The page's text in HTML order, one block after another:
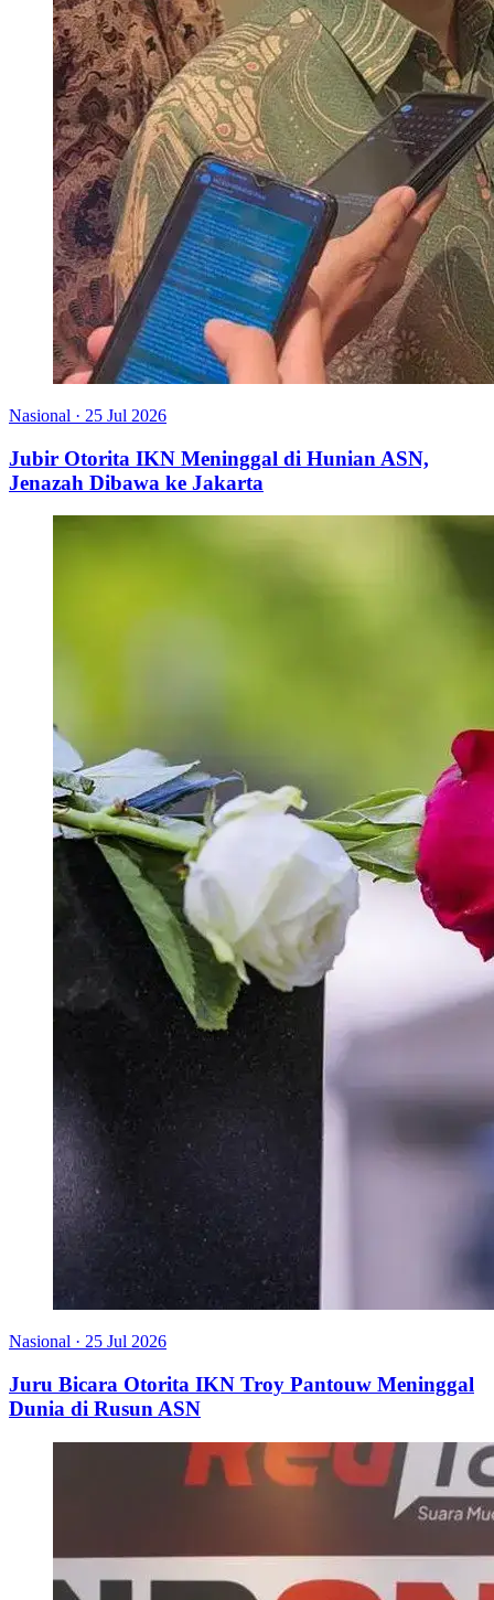
Nasional · 25 Jul 2026
Jubir Otorita IKN Meninggal di Hunian ASN,
Jenazah Dibawa ke Jakarta
Nasional · 25 Jul 2026
Juru Bicara Otorita IKN Troy Pantouw Meninggal
Dunia di Rusun ASN